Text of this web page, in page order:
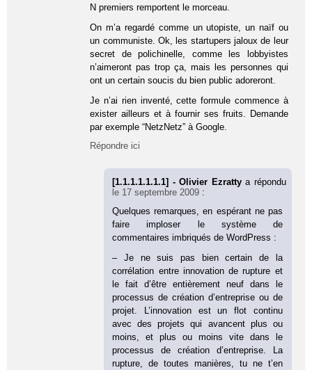
N premiers remportent le morceau.
On m’a regardé comme un utopiste, un naïf ou
un communiste. Ok, les startupers jaloux de leur
secret de polichinelle, comme les lobbyistes
n’aimeront pas trop ça, mais les personnes qui
ont un certain soucis du bien public adoreront.
Je n’ai rien inventé, cette formule commence à
exister ailleurs et à fournir ses fruits. Demande
par exemple “NetzNetz” à Google.
Répondre ici
[1.1.1.1.1.1.1] - Olivier Ezrattya répondu
le 17 septembre 2009 :
Quelques remarques, en espérant ne pas
faire imploser le système de
commentaires imbriqués de WordPress :
– Je ne suis pas bien certain de la
corrélation entre innovation de rupture et
le fait d’être entièrement neuf dans le
processus de création d’entreprise ou de
projet. L’innovation est un flot continu
avec des projets qui avancent plus ou
moins, et plus ou moins vite dans le
processus de création d’entreprise. La
rupture, de toutes manières, tu ne t’en